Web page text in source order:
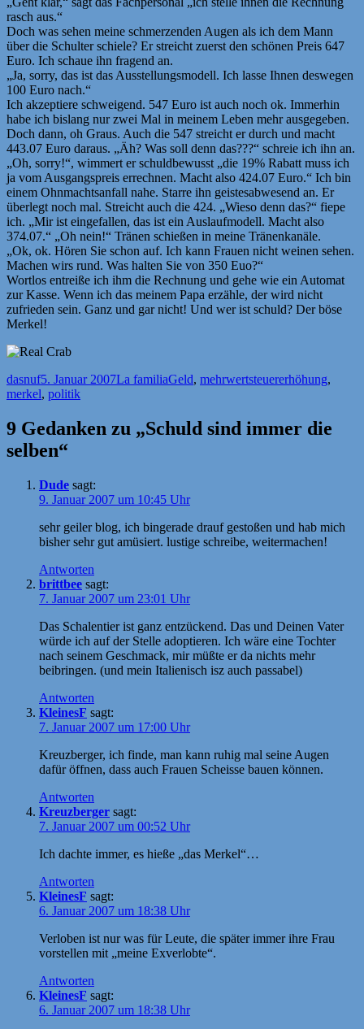
rasch aus.“
Doch was sehen meine schmerzenden Augen als ich dem Mann
über die Schulter schiele? Er streicht zuerst den schönen Preis 647
Euro. Ich schaue ihn fragend an.
„Ja, sorry, das ist das Ausstellungsmodell. Ich lasse Ihnen deswegen
100 Euro nach.“
Ich akzeptiere schweigend. 547 Euro ist auch noch ok. Immerhin
habe ich bislang nur zwei Mal in meinem Leben mehr ausgegeben.
Doch dann, oh Graus. Auch die 547 streicht er durch und macht
443.07 Euro daraus. „Äh? Was soll denn das???“ schreie ich ihn an.
„Oh, sorry!“, wimmert er schuldbewusst „die 19% Rabatt muss ich
ja vom Ausgangspreis errechnen. Macht also 424.07 Euro.“ Ich bin
einem Ohnmachtsanfall nahe. Starre ihn geistesabwesend an. Er
überlegt noch mal. Streicht auch die 424. „Wieso denn das?“ fiepe
ich. „Mir ist eingefallen, das ist ein Auslaufmodell. Macht also
374.07.“ „Oh nein!“ Tränen schießen in meine Tränenkanäle.
„Ok, ok. Hören Sie schon auf. Ich kann Frauen nicht weinen sehen.
Machen wirs rund. Was halten Sie von 350 Euo?“
Wortlos entreiße ich ihm die Rechnung und gehe wie ein Automat
zur Kasse. Wenn ich das meinem Papa erzähle, der wird nicht
zufrieden sein. Ganz und gar nicht! Und wer ist schuld? Der böse
Merkel!
Autor
dasnufVeröffentlicht
am
5. Januar 2007Kategorien
La familiaSchlagwörter
Geld, mehrwertsteuererhöhung,
merkel, politik
9 Gedanken zu „Schuld sind immer die
selben“
Dude sagt:
9. Januar 2007 um 10:45 Uhr
sehr geiler blog, ich bingerade drauf gestoßen und hab mich
bisher sehr gut amüsiert. lustige schreibe, weitermachen!
Antworten
brittbee sagt:
7. Januar 2007 um 23:01 Uhr
Das Schalentier ist ganz entzückend. Das und Deinen Vater
würde ich auf der Stelle adoptieren. Ich wäre eine Tochter
nach seinem Geschmack, mir müßte er da nichts mehr
beibringen. (und mein Italienisch isz auch passabel)
Antworten
KleinesF sagt:
7. Januar 2007 um 17:00 Uhr
Kreuzberger, ich finde, man kann ruhig mal seine Augen
dafür öffnen, dass auch Frauen Scheisse bauen können.
Antworten
Kreuzberger sagt:
7. Januar 2007 um 00:52 Uhr
Ich dachte immer, es hieße „das Merkel“…
Antworten
KleinesF sagt:
6. Januar 2007 um 18:38 Uhr
Verloben ist nur was für Leute, die später immer ihre Frau
vorstellen mit „meine Exverlobte“.
Antworten
KleinesF sagt:
6. Januar 2007 um 18:38 Uhr